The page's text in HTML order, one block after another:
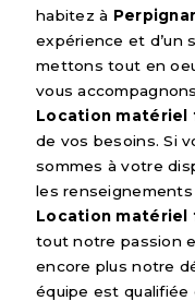
habitez à
expérience et d’un
mettons tout en
vous
Location matériel
de vos besoins. Si
sommes à votre
les
Location matériel
tout notre passion
encore plus notre
équipe est